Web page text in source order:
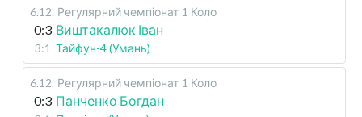
6.12. Регулярний чемпіонат 1 Коло
0:3 Виштакалюк Іван
3:1 Тайфун-4 (Умань)
6.12. Регулярний чемпіонат 1 Коло
0:3 Панченко Богдан